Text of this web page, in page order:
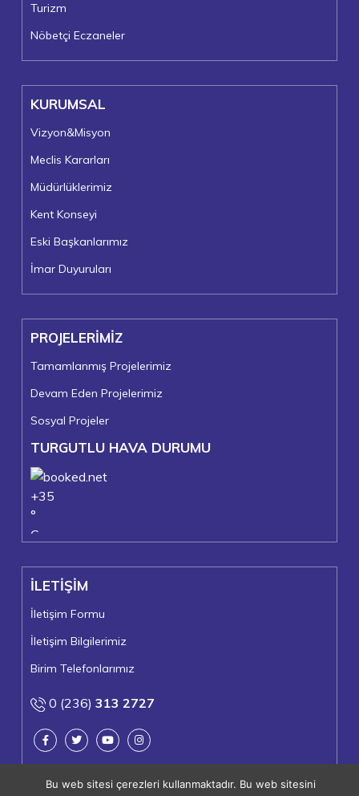
Turizm
Nöbetçi Eczaneler
KURUMSAL
Vizyon&Misyon
Meclis Kararları
Müdürlüklerimiz
Kent Konseyi
Eski Başkanlarımız
İmar Duyuruları
PROJELERİMİZ
Tamamlanmış Projelerimiz
Devam Eden Projelerimiz
Sosyal Projeler
TURGUTLU HAVA DURUMU
+35
°
C
+23°
Turgutlu
Cumartesi, 08
İLETİŞİM
İletişim Formu
İletişim Bilgilerimiz
Birim Telefonlarımız
0 (236) 313 2727
Bu web sitesi çerezleri kullanmaktadır. Bu web sitesini